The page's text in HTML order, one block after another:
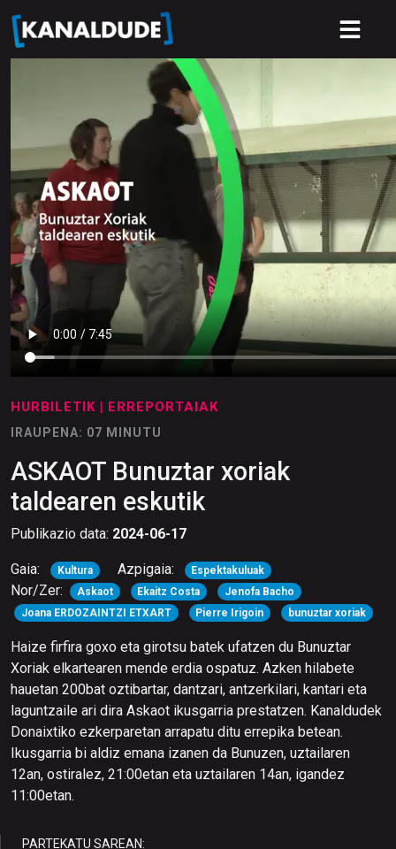
HURBILETIK | ERREPORTAIAK
IRAUPENA: 07 MINUTU
ASKAOT Bunuztar xoriak
taldearen eskutik
Publikazio data: 2024-06-17
Gaia: Kultura Azpigaia: Espektakuluak
Nor/Zer: Askaot Ekaitz Costa
Jenofa Bacho
Joana ERDOZAINTZI ETXART
Pierre Irigoin bunuztar xoriak
Haize firfira goxo eta girotsu batek ufatzen du Bunuztar
Xoriak elkartearen mende erdia ospatuz. Azken hilabete
hauetan 200bat oztibartar, dantzari, antzerkilari, kantari eta
laguntzaile ari dira Askaot ikusgarria prestatzen. Kanaldudek
Donaixtiko ezkerparetan arrapatu ditu errepika betean.
Ikusgarria bi aldiz emana izanen da Bunuzen, uztailaren
12an, ostiralez, 21:00etan eta uztailaren 14an, igandez
11:00etan.
PARTEKATU SAREAN: